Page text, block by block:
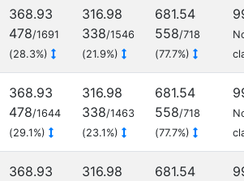
368.93
478/1691
(28.3%)
316.98
338/1546
(21.9%)
681.54
558/718
(77.7%)
368.93
478/1644
(29.1%)
316.98
338/1463
(23.1%)
681.54
558/718
(77.7%)
368.93
316.98
681.54